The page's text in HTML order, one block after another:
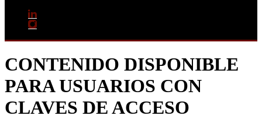
CONTENIDO DISPONIBLE
PARA USUARIOS CON
CLAVES DE ACCESO